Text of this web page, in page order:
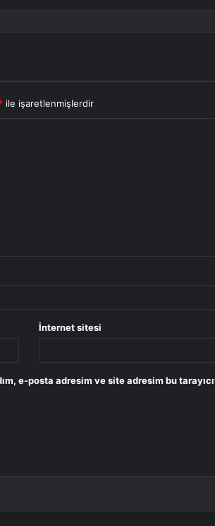
ile işaretlenmişlerdir
İnternet sitesi
e-posta adresim ve site adresim bu